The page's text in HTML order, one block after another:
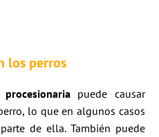
los perros
puede causar
lo que en algunos casos
de ella. También puede